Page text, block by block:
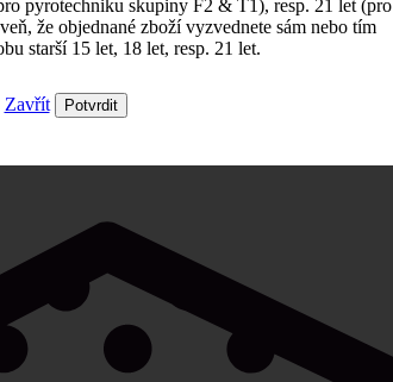
pyrotechniku skupiny F2 & T1), resp. 21 let (pro
že objednané zboží vyzvednete sám nebo tím
starší 15 let, 18 let, resp. 21 let.
Zavřít Potvrdit